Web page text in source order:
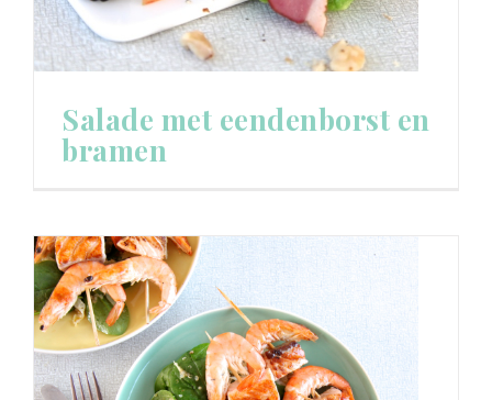
Salade met eendenborst en
bramen